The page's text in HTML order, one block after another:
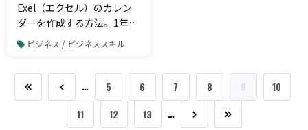
Exel（エクセル）のカレン
ダーを作成する方法。1年中
使い回せるテンプレートを
ビジネス / ビジネススキル
… 5 6 7 8 9
10
11
12 13 …